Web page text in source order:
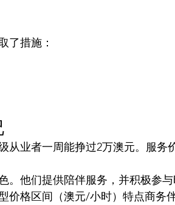
了措施：
从业者一周能挣过2万澳元。服务
。他们提供陪伴服务，并积极参与
价格区间（澳元/小时）特点商务